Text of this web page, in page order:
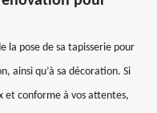
la pose de sa tapisserie pour
ainsi qu’à sa décoration. Si
et conforme à vos attentes,